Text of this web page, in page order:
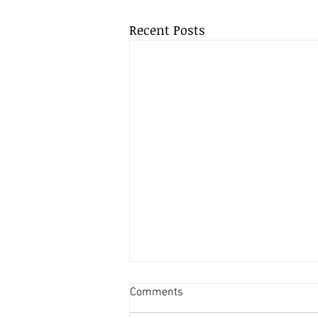
Recent Posts
Can Managers Become Victims
Too? Three Legal Lessons for
Comments